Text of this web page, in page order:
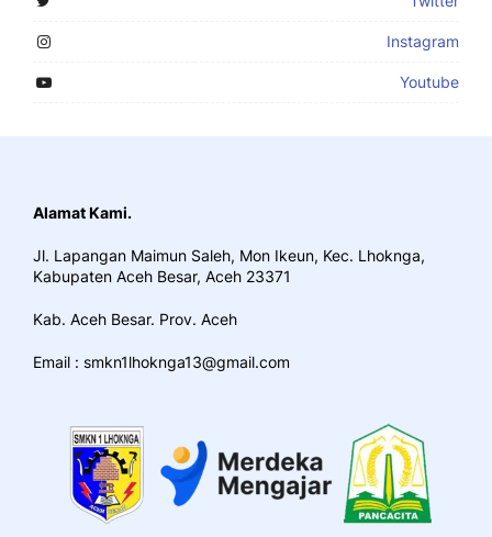
Instagram
Youtube
Alamat Kami.
Jl. Lapangan Maimun Saleh, Mon Ikeun, Kec. Lhoknga,
Kabupaten Aceh Besar, Aceh 23371
Kab. Aceh Besar. Prov. Aceh
Email : smkn1lhoknga13@gmail.com